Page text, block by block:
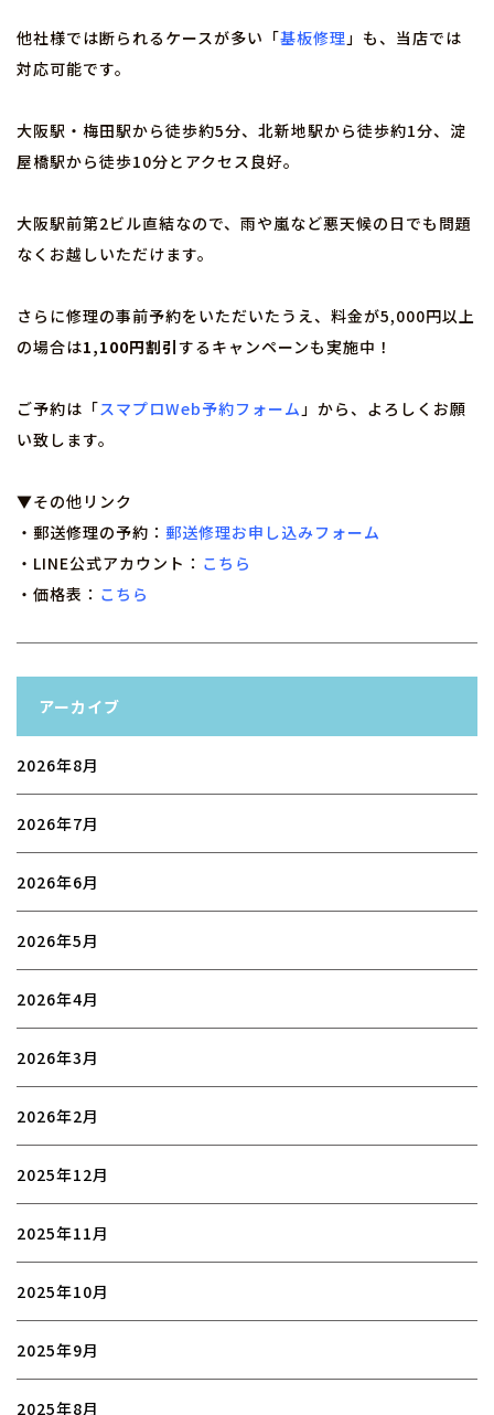
他社様では断られるケースが多い「基板修理」も、当店では
対応可能です。
大阪駅・梅田駅から徒歩約5分、北新地駅から徒歩約1分、淀
屋橋駅から徒歩10分とアクセス良好。
大阪駅前第2ビル直結なので、雨や嵐など悪天候の日でも問題
なくお越しいただけます。
さらに修理の事前予約をいただいたうえ、料金が5,000円以上
の場合は1,100円割引するキャンペーンも実施中！
ご予約は「スマプロWeb予約フォーム」から、よろしくお願
い致します。
▼その他リンク
・郵送修理の予約： 郵送修理お申し込みフォーム
・LINE公式アカウント： こちら
・価格表： こちら
アーカイブ
2026年8月
2026年7月
2026年6月
2026年5月
2026年4月
2026年3月
2026年2月
2025年12月
2025年11月
2025年10月
2025年9月
2025年8月